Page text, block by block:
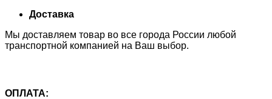
Доставка
Мы доставляем товар во все города России любой
транспортной компанией на Ваш выбор.
ОПЛАТА: